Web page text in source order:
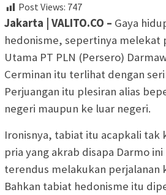
Post Views: 747
Jakarta | VALITO.CO – Gaya
hedonisme, sepertinya melekat
Utama PT PLN (Persero)
Cerminan itu terlihat dengan
Perjuangan itu plesiran alias
negeri maupun ke luar negeri.
Ironisnya, tabiat itu acapkali tak
pria yang akrab disapa Darmo
terendus melakukan perjalanan
Bahkan tabiat hedonisme itu